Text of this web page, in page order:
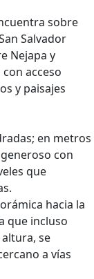
sobre
Salvador
Nejapa y
acceso
y paisajes
en metros
con
que
hacia la
que incluso
se
a vías